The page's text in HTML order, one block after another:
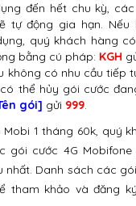
đến hết chu kỳ,
tự động gia hạn. Nếu
quý khách hàng
bằng cú pháp: KGH
không có nhu cầu tiếp
thể hủy gói cước
gói] gửi 999.
1 tháng 60k, quý
gói cước 4G
nhất. Danh sách các
tham khảo và đăng